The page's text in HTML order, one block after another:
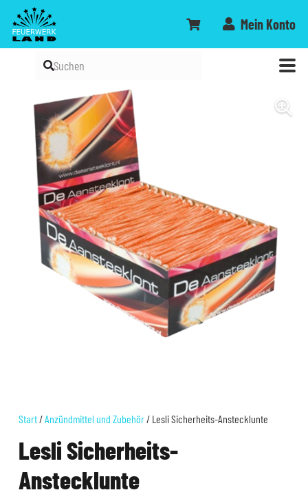
Mein Konto
Start/Anzündmittel und Zubehör/ Lesli Sicherheits-Anstecklunte
Lesli Sicherheits-
Anstecklunte